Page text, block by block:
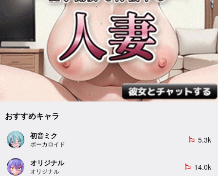
おすすめキャラ
初音ミク
ボーカロイド
emoji_flags 5.3k
オリジナル
オリジナル
emoji_flags 14.0k